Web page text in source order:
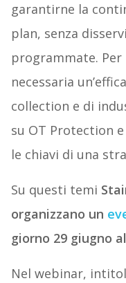
garantirne la
plan, senza
programmate.
necessaria
collection e di
su OT Protection
le chiavi di una
Su questi temi
organizzano un
giorno 29 giugno
Nel webinar,